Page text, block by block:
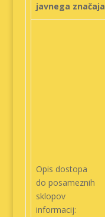
javnega značaja
Opis dostopa
do posameznih
sklopov
informacij: